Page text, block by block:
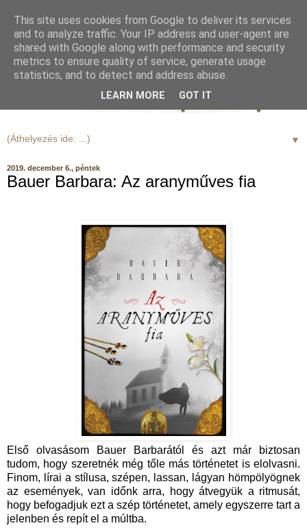
▼
2019. december 6., péntek
Bauer Barbara: Az aranyműves fia
Első olvasásom Bauer Barbarától és azt már biztosan
tudom, hogy szeretnék még tőle más történetet is elolvasni.
Finom, lírai a stílusa, szépen, lassan, lágyan hömpölyögnek
az események, van időnk arra, hogy átvegyük a ritmusát,
hogy befogadjuk ezt a szép történetet, amely egyszerre tart a
jelenben és repít el a múltba.
This site uses cookies from Google to deliver its services
and to analyze traffic. Your IP address and user-agent are
shared with Google along with performance and security
metrics to ensure quality of service, generate usage
statistics, and to detect and address abuse.
LEARN MORE GOT IT